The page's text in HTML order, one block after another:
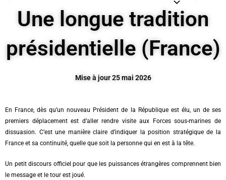
Une longue tradition
présidentielle (France)
Mise à jour 25 mai 2026
En France, dès qu’un nouveau Président de la République est élu, un de ses
premiers déplacement est d’aller rendre visite aux Forces sous-marines de
dissuasion. C’est une manière claire d’indiquer la position stratégique de la
France et sa continuité, quelle que soit la personne qui en est à la tête.
Un petit discours officiel pour que les puissances étrangères comprennent bien
le message et le tour est joué.